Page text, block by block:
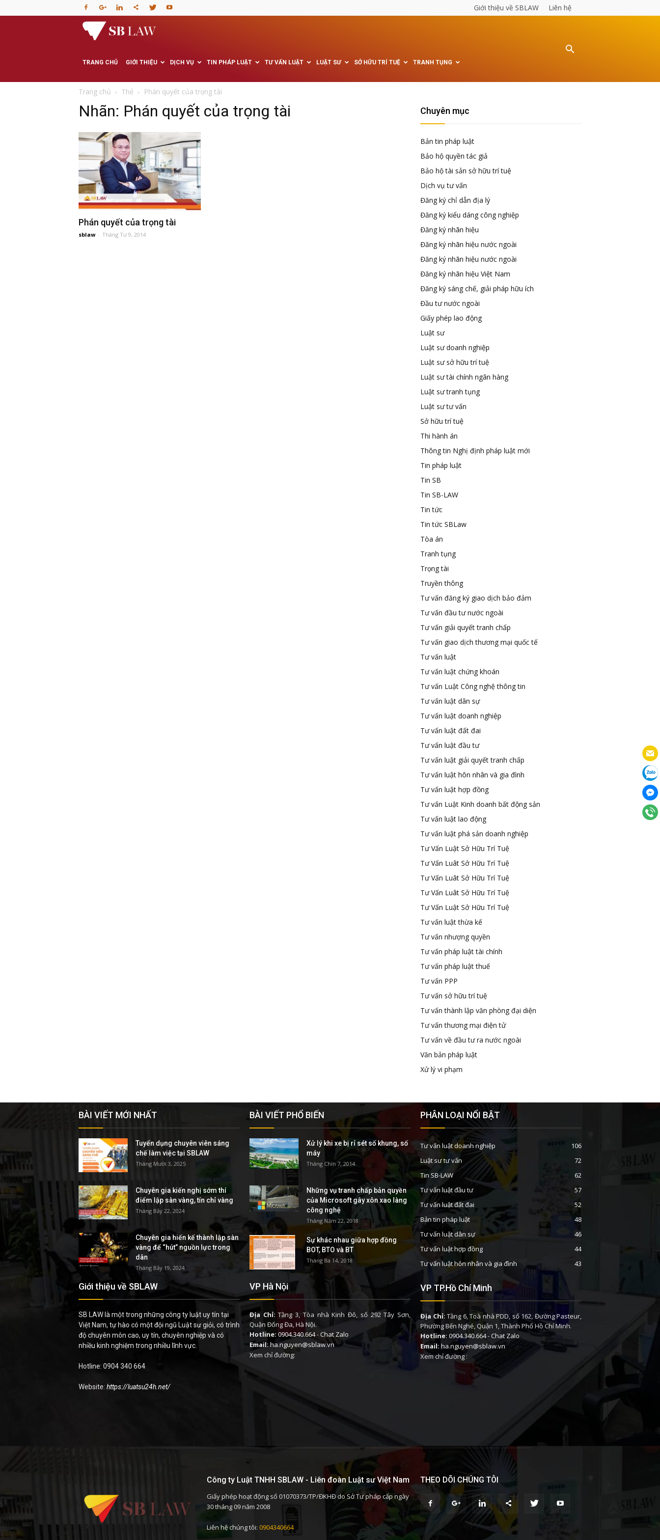
Giới thiệu về SBLAW Liên hệ
phòng
Luật
sư
–
Tư
vấn
TRANG CHỦ GIỚI THIỆU DỊCH VỤ TIN PHÁP LUẬT TƯ VẤN LUẬT LUẬT SƯ SỞ HỮU TRÍ TUỆ TRANH TỤNG
Trang chủ Thẻ Phán quyết của trọng tài
Nhãn: Phán quyết của trọng tài
Phán quyết của trọng tài
sblaw - Tháng Tư 9, 2014
Chuyên mục
Bản tin pháp luật
Bảo hộ quyền tác giả
Bảo hộ tài sản sở hữu trí tuệ
Dịch vụ tư vấn
Đăng ký chỉ dẫn địa lý
Đăng ký kiểu dáng công nghiệp
Đăng ký nhãn hiệu
Đăng ký nhãn hiệu nước ngoài
Đăng ký nhãn hiệu nước ngoài
Đăng ký nhãn hiệu Việt Nam
Đăng ký sáng chế, giải pháp hữu ích
Đầu tư nước ngoài
Giấy phép lao động
Luật sư
Luật sư doanh nghiệp
Luật sư sở hữu trí tuệ
Luật sư tài chính ngân hàng
Luật sư tranh tụng
Luật sư tư vấn
Sở hữu trí tuệ
Thi hành án
Thông tin Nghị định pháp luật mới
Tin pháp luật
Tin SB
Tin SB-LAW
Tin tức
Tin tức SBLaw
Tòa án
Tranh tụng
Trọng tài
Truyền thông
Tư vấn đăng ký giao dịch bảo đảm
Tư vấn đầu tư nước ngoài
Tư vấn giải quyết tranh chấp
Tư vấn giao dịch thương mại quốc tế
Tư vấn luật
Tư vấn luật chứng khoán
Tư vấn Luật Công nghệ thông tin
Tư vấn luật dân sự
Tư vấn luật doanh nghiệp
Tư vấn luật đất đai
Tư vấn luật đầu tư
Tư vấn luật giải quyết tranh chấp
Tư vấn luật hôn nhân và gia đình
Tư vấn luật hợp đồng
Tư vấn Luật Kinh doanh bất động sản
Tư vấn luật lao động
Tư vấn luật phá sản doanh nghiệp
Tư Vấn Luật Sở Hữu Trí Tuệ
Tư Vấn Luât Sở Hữu Trí Tuệ
Tư Vấn Luât Sở Hữu Trí Tuệ
Tư Vấn Luât Sở Hữu Trí Tuệ
Tư Vấn Luật Sở Hữu Trí Tuệ
Tư vấn luật thừa kế
Tư vấn nhượng quyền
Tư vấn pháp luật tài chính
Tư vấn pháp luật thuế
Tư vấn PPP
Tư vấn sở hữu trí tuệ
Tư vấn thành lập văn phòng đại diện
Tư vấn thương mại điện tử
Tư vấn về đầu tư ra nước ngoài
Văn bản pháp luật
Xử lý vi phạm
BÀI VIẾT MỚI NHẤT
Tuyển dụng chuyên viên sáng
chế làm việc tại SBLAW
Tháng Mười 3, 2025
Chuyên gia kiến nghị sớm thí
điểm lập sàn vàng, tín chỉ vàng
Tháng Bảy 22, 2024
Chuyên gia hiến kế thành lập sàn
vàng để “hút” nguồn lực trong
dân
Tháng Bảy 19, 2024
Giới thiệu về SBLAW
SB LAW là một trong những công ty luật uy tín tại
Việt Nam, tự hào có một đội ngũ Luật sư giỏi, có trình
độ chuyên môn cao, uy tín, chuyên nghiệp và có
nhiều kinh nghiệm trong nhiều lĩnh vực.
Hotline: 0904 340 664
Website: https://luatsu24h.net/
BÀI VIẾT PHỔ BIẾN
Xử lý khi xe bị rỉ sét số khung, số
máy
Tháng Chín 7, 2014
Những vụ tranh chấp bản quyền
của Microsoft gây xôn xao làng
công nghệ
Tháng Năm 22, 2018
Sự khác nhau giữa hợp đồng
BOT, BTO và BT
Tháng Ba 14, 2018
VP Hà Nội
Địa Chỉ: Tầng 3, Tòa nhà Kinh Đô, số 292 Tây Sơn,
Quận Đống Đa, Hà Nội.
Hotline: 0904.340.664-Chat Zalo
Email:ha.nguyen@sblaw.vn
Xem chỉ đường:
PHÂN LOẠI NỔI BẬT
Tư vấn luật doanh nghiệp
106
Luật sư tư vấn
72
Tin SB-LAW
62
Tư vấn luật đầu tư
57
Tư vấn luật đất đai
52
Bản tin pháp luật
48
Tư vấn luật dân sự
46
Tư vấn luật hợp đồng
44
Tư vấn luật hôn nhân và gia đình
43
VP TP.Hồ Chí Minh
Địa Chỉ: Tầng 6, Toà nhà PDD, số 162, Đường Pasteur,
Phường Bến Nghé, Quận 1, Thành Phố Hồ Chí Minh.
Hotline: 0904.340.664-Chat Zalo
Email: ha.nguyen@sblaw.vn
Xem chỉ đường :
Công ty Luật TNHH SBLAW - Liên đoàn Luật sư Việt Nam
Giấy phép hoạt động số 01070373/TP/ĐKHĐ do Sở Tư pháp cấp ngày
30 tháng 09 năm 2008
Liên hệ chúng tôi: 0904340664
THEO DÕI CHÚNG TÔI